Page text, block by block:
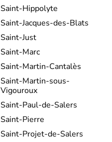
Saint-Hippolyte
Saint-Jacques-des-Blats
Saint-Just
Saint-Marc
Saint-Martin-Cantalès
Saint-Martin-sous-
Vigouroux
Saint-Paul-de-Salers
Saint-Pierre
Saint-Projet-de-Salers